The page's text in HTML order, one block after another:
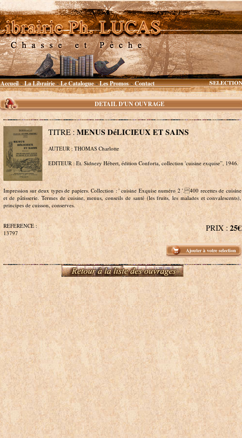
Accueil~La Librairie~Le Catalogue~Les Promos~Contact
DETAIL D'UN OUVRAGE
TITRE : MENUS DéLICIEUX ET SAINS
AUTEUR : THOMAS Charlotte
EDITEUR : Et. Sidnezy Hébert, édition Conforta, collection 'cuisine exquise”, 1946.
Impression sur deux types de papiers. Collection : ' cuisine Exquise numéro 2 '. 400 recettes de cuisine
et de pâtisserie. Termes de cuisine, menus, conseils de santé (les fruits, les malades et convalescents),
principes de cuisson, conserves.
REFERENCE :
13797
PRIX : 25€
Ajouter à votre selection